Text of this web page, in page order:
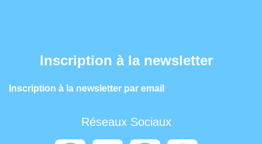
Inscription à la newsletter
Inscription à la newsletter par email
Réseaux Sociaux